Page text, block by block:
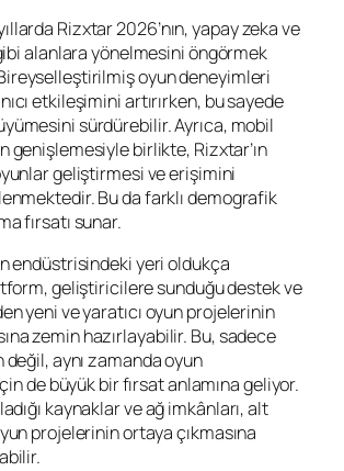
Rizxtar 2026’nın, yapay zeka ve
alanlara yönelmesini öngörmek
oyun deneyimleri
etkileşimini artırırken, bu sayede
sürdürebilir. Ayrıca, mobil
genişlemesiyle birlikte, Rizxtar’ın
geliştirmesi ve erişimini
Bu da farklı demografik
fırsatı sunar.
endüstrisindeki yeri oldukça
geliştiricilere sunduğu destek ve
yeni ve yaratıcı oyun projelerinin
zemin hazırlayabilir. Bu, sadece
aynı zamanda oyun
de büyük bir fırsat anlamına geliyor.
kaynaklar ve ağ imkânları, alt
projelerinin ortaya çıkmasına